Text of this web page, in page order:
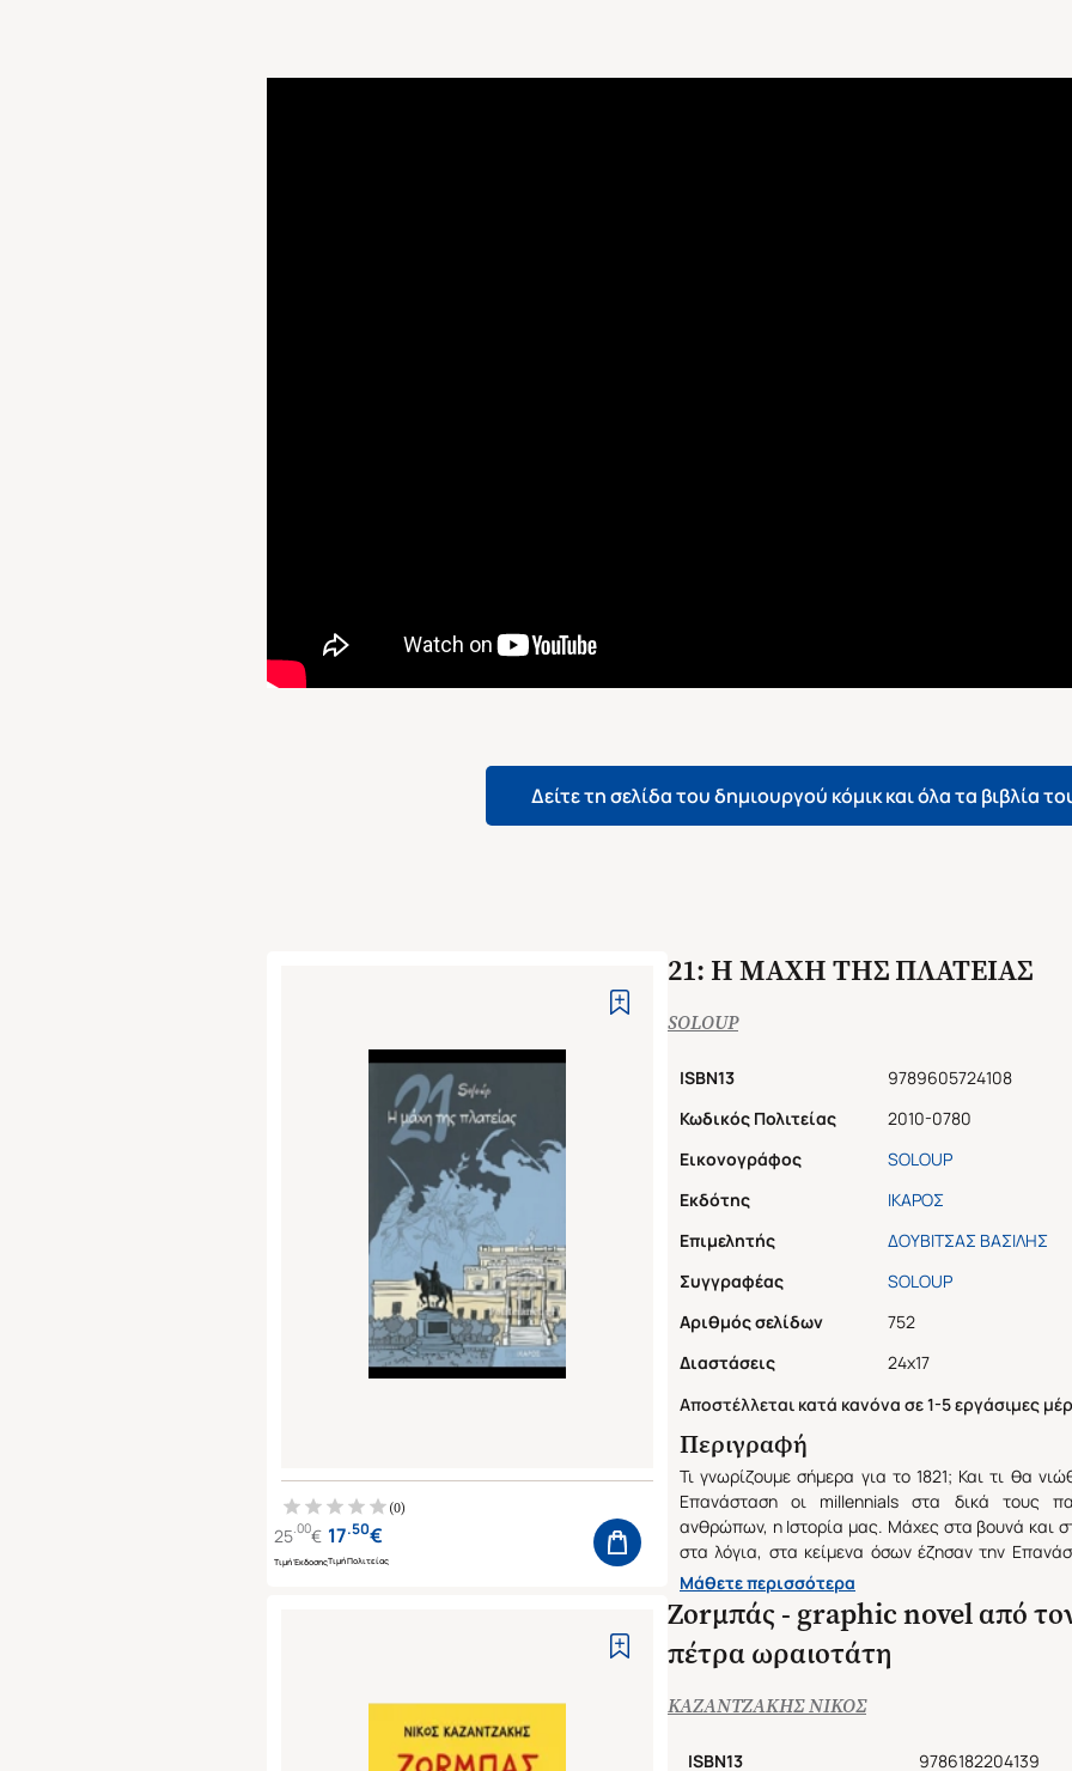
Δείτε τη σελίδα του δημιουργού κόμικ και όλα τα βιβλία
(0)
25 00€
Τιμή Έκδοσης
17.50€
Τιμή Πολιτείας
21: Η ΜΑΧΗ ΤΗΣ ΠΛΑΤΕΙΑΣ
SOLOUP
ISBN13
9789605724108
Κωδικός Πολιτείας
2010-0780
Εικονογράφος
SOLOUP
Εκδότης
ΙΚΑΡΟΣ
Επιμελητής
ΔΟΥΒΙΤΣΑΣ ΒΑΣΙΛΗΣ
Συγγραφέας
SOLOUP
Αριθμός σελίδων
752
Διαστάσεις
24x17
Αποστέλλεται κατά κανόνα σε 1-5 εργάσιμες
Περιγραφή
Τι γνωρίζουμε σήμερα για το 1821; Και τι θα
Επανάσταση οι millennials στα δικά τους
ανθρώπων, η Ιστορία μας. Μάχες στα βουνά και
στα λόγια, στα κείμενα όσων έζησαν την
αυτήν. Μια μάχη και στη σημερινή πλατεία,
Κολοκοτρώνη. Εκεί όπου οι κουβέντες για το
παλεύουν με τη λήθη και τα εθνικά
Ιστορίας, τις σιωπές της. Εκεί όπου οι
αφηγήσεις, ζωντανεύουν μπροσά στα
κοριτσιού. Όλοι είναι εδώ. Ήρωες και
οπλαρχηγοί, οι Μεγάλες Δυνάμεις, τα
Μάθετε περισσότερα
Ζοrμπάς - graphic novel από
πέτρα ωραιοτάτη
ΚΑΖΑΝΤΖΑΚΗΣ ΝΙΚΟΣ
ISBN13
9786182204139